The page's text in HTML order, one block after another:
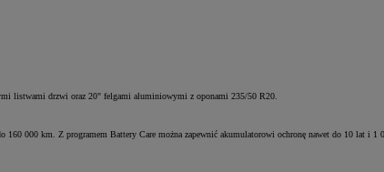
listwami drzwi oraz 20" felgami aluminiowymi z oponami 235/50 R20.
000 km. Z programem Battery Care można zapewnić akumulatorowi ochronę nawet do 10 lat i